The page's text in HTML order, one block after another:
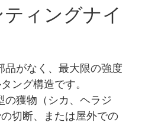
ィングナイ
品がなく、最大限の強度
ング構造です。
の獲物（シカ、ヘラジ
切断、または屋外での